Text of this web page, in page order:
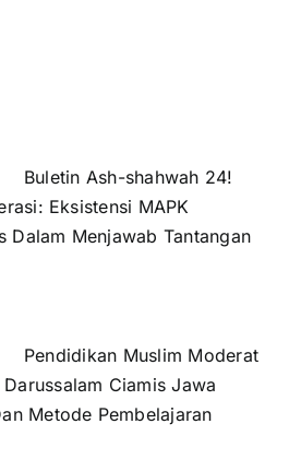
Buletin Ash-shahwah 24!
Eksistensi MAPK
Dalam Menjawab Tantangan
Pendidikan Muslim Moderat
Ciamis Jawa
Metode Pembelajaran